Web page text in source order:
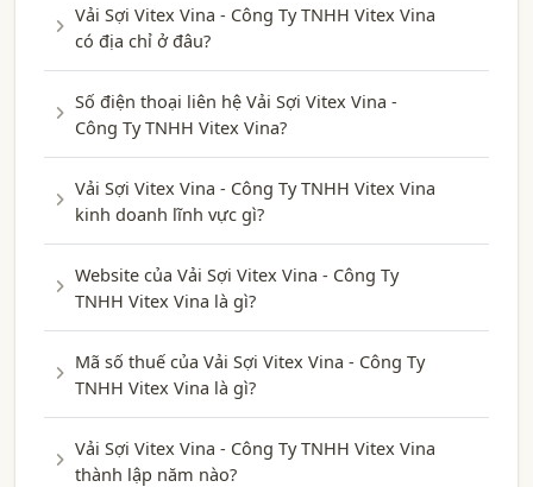
Vải Sợi Vitex Vina - Công Ty TNHH Vitex Vina
có địa chỉ ở đâu?
Số điện thoại liên hệ Vải Sợi Vitex Vina -
Công Ty TNHH Vitex Vina?
Vải Sợi Vitex Vina - Công Ty TNHH Vitex Vina
kinh doanh lĩnh vực gì?
Website của Vải Sợi Vitex Vina - Công Ty
TNHH Vitex Vina là gì?
Mã số thuế của Vải Sợi Vitex Vina - Công Ty
TNHH Vitex Vina là gì?
Vải Sợi Vitex Vina - Công Ty TNHH Vitex Vina
thành lập năm nào?